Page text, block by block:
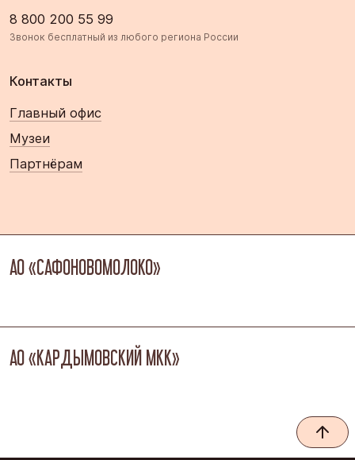
8 800 200 55 99
Звонок бесплатный из любого региона России
Контакты
Главный офис
Музеи
Партнёрам
АО «САФОНОВОМОЛОКО»
АО «КАРДЫМОВСКИЙ МКК»